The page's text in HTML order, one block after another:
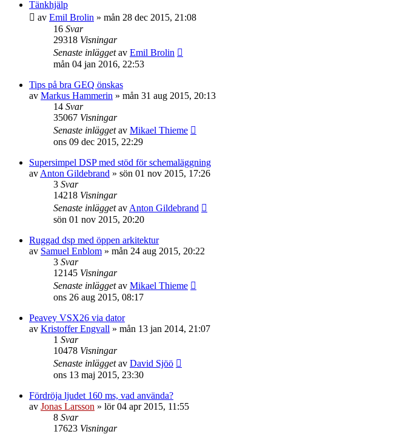
Tänkhjälp
av Emil Brolin » mån 28 dec 2015, 21:08
16 Svar
29318 Visningar
Senaste inläggetav Emil Brolin
mån 04 jan 2016, 22:53
Tips på bra GEQ önskas
av Markus Hammerin » mån 31 aug 2015, 20:13
14 Svar
35067 Visningar
Senaste inläggetav Mikael Thieme
ons 09 dec 2015, 22:29
Supersimpel DSP med stöd för schemaläggning
av Anton Gildebrand » sön 01 nov 2015, 17:26
3 Svar
14218 Visningar
Senaste inläggetav Anton Gildebrand
sön 01 nov 2015, 20:20
Ruggad dsp med öppen arkitektur
av Samuel Enblom » mån 24 aug 2015, 20:22
3 Svar
12145 Visningar
Senaste inläggetav Mikael Thieme
ons 26 aug 2015, 08:17
Peavey VSX26 via dator
av Kristoffer Engvall » mån 13 jan 2014, 21:07
1 Svar
10478 Visningar
Senaste inläggetav David Sjöö
ons 13 maj 2015, 23:30
Fördröja ljudet 160 ms, vad använda?
av Jonas Larsson » lör 04 apr 2015, 11:55
8 Svar
17623 Visningar